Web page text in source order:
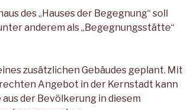
des „Hauses der Begegnung“ soll
anderem als „Begegnungsstätte“
zusätzlichen Gebäudes geplant. Mit
Angebot in der Kernstadt kann
der Bevölkerung in diesem